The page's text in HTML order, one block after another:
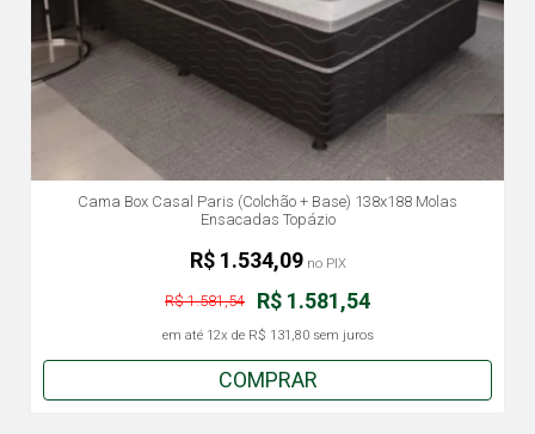
Cama Box Casal Paris (Colchão + Base) 138x188 Molas
Ensacadas Topázio
R$ 1.581,54
R$ 1.581,54
em até 12x de R$ 131,80sem juros
R$ 1.534,09no PIX
COMPRAR